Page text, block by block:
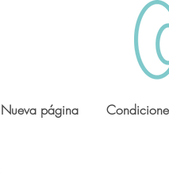
Nueva página